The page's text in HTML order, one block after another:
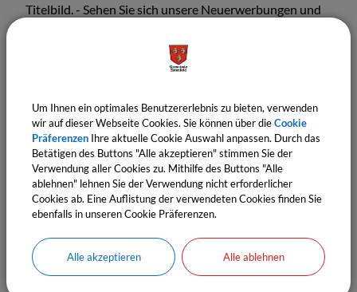
Titelbild. - Sehen Sie sich unsere Neuerwerbungen und
In Ihrem persönlichen Lesekonto können
und Ihr Gebührenkonto einsehen. Lassen Sie sich
benachrichtigen, wenn Ihre Vorbestellung eingetroffen
ist.
Friedrich-Ebert-Straße 6
Um Ihnen ein optimales Benutzererlebnis zu bieten, verwenden
wir auf dieser Webseite Cookies. Sie können über dieCookie
Präferenzen Ihre aktuelle Cookie Auswahl anpassen. Durch das
Betätigen des Buttons "Alle akzeptieren" stimmen Sie der
Verwendung aller Cookies zu. Mithilfe des Buttons "Alle
ablehnen" lehnen Sie der Verwendung nicht erforderlicher
Cookies ab. Eine Auflistung der verwendeten Cookies finden Sie
ebenfalls in unseren Cookie Präferenzen.
Alle akzeptieren Alle ablehnen